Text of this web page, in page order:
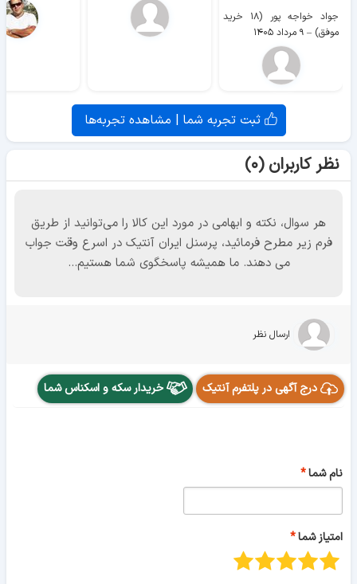
جواد خواجه پور (۱۸ خرید
موفق) – ۹ مرداد ۱۴۰۵
ثبت تجربه شما | مشاهده تجربه‌ها
نظر کاربران (۰)
هر سوال، نکته و ابهامی در مورد این کالا را می‌توانید از طریق
فرم زیر مطرح فرمائید، پرسنل ایران آنتیک در اسرع وقت جواب
می دهند. ما همیشه پاسخگوی شما هستیم...
ارسال نظر
درج آگهی در پلتفرم آنتیک خریدار سکه و اسکناس شما
نام شما
امتیاز شما